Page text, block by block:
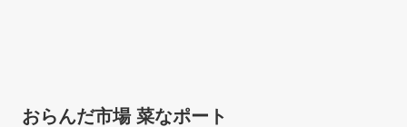
おらんだ市場 菜なポート